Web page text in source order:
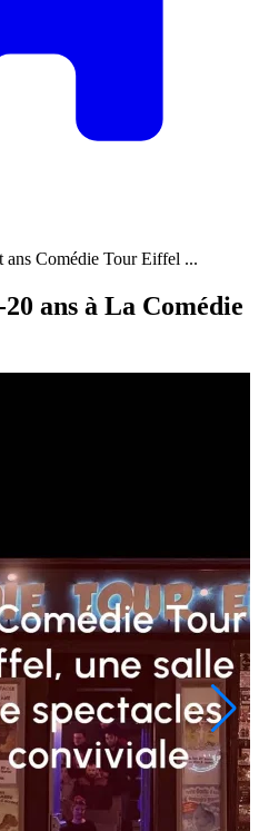
ans Comédie Tour Eiffel ...
ans à La Comédie